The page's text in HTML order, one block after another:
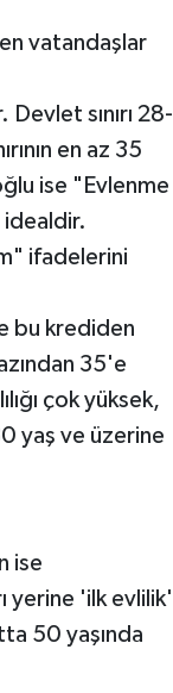
vatandaşlar
sınırı 28-
en az 35
ise "Evlenme
idealdir.
ifadelerini
bu krediden
35'e
çok yüksek,
yaş ve üzerine
ise
yerine 'ilk evlilik'
50 yaşında